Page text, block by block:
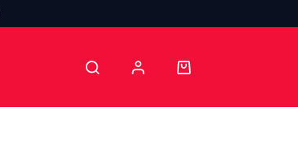
Carro